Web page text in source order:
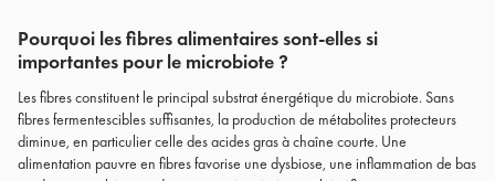
Pourquoi les fibres alimentaires sont-elles si
importantes pour le microbiote ?
Les fibres constituent le principal substrat énergétique du microbiote. Sans
fibres fermentescibles suffisantes, la production de métabolites protecteurs
diminue, en particulier celle des acides gras à chaîne courte. Une
alimentation pauvre en fibres favorise une dysbiose, une inflammation de bas